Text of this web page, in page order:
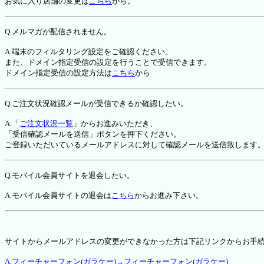
Q.メルマガが配信されません。
A.端末のフィルタリング設定をご確認ください。
また、ドメイン指定受信の設定を行うことで受信できます。
ドメイン指定受信の設定方法はこちらから
Q.ご注文状況確認メールが受信できるか確認したい。
A.「 ご注文状況一覧 」からお進みいただき、
「受信確認メールを送信」ボタンを押下ください。
ご登録いただいているメールアドレスに対して確認メールを送信致します。
Q.モバイル会員サイトを退会したい。
A.モバイル会員サイトの退会はこちらからお進み下さい。
サイトからメールアドレスの変更ができなかった方は下記リンクからお手
A.フィーチャーフォン(ガラケー)→フィーチャーフォン(ガラケー)